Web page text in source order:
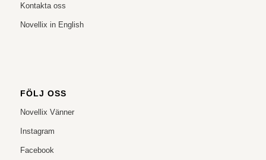
Kontakta oss
Novellix in English
FÖLJ OSS
Novellix Vänner
Instagram
Facebook